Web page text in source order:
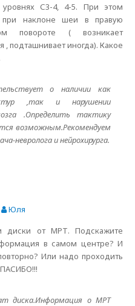
С3-4, 4-5. При этом
наклоне шеи в правую
повороте ( возникает
, подташнивает иногда). Какое
о наличии как
,так и нарушении
.Определить тактику
возможным.Рекомендуем
невролога и нейрохирурга.
Юля
от МРТ. Подскажите
в самом центре? И
Или надо проходить
диска.Информация о МРТ